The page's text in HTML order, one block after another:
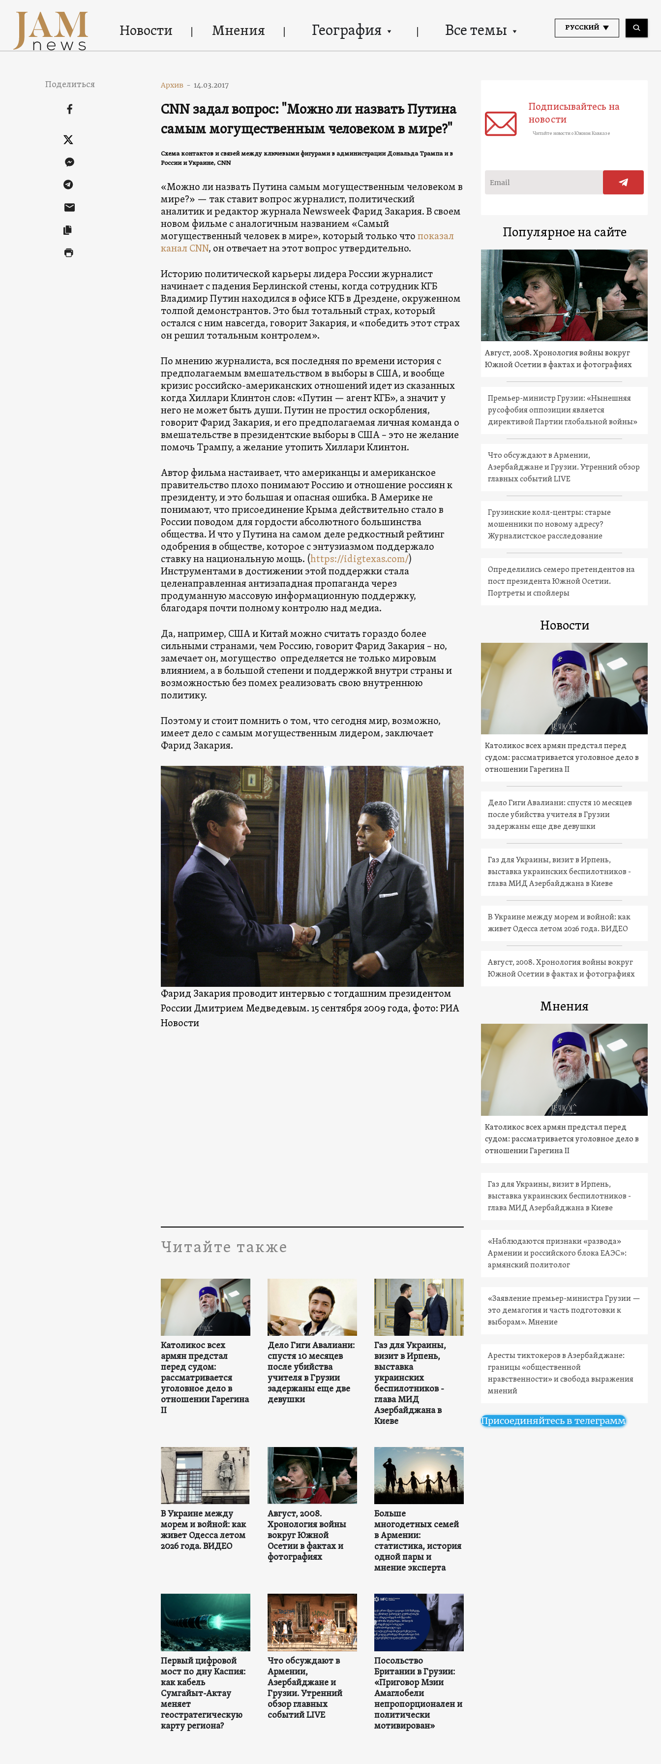
Новости Мнения География Все темы РУССКИЙ
Поделиться Архив - 14.03.2017
CNN задал вопрос: "Можно ли назвать Путина
самым могущественным человеком в мире?"
Схема контактов и связей между ключевыми фигурами в администрации Дональда Трампа и в
России и Украине, CNN
«Можно ли назвать Путина самым могущественным человеком в
мире?» — так ставит вопрос журналист, политический
аналитик и редактор журнала Newsweek Фарид Закария. В своем
новом фильме с аналогичным названием «Самый
могущественный человек в мире», который только чтопоказал
канал CNN, он отвечает на этот вопрос утвердительно.
Историю политической карьеры лидера России журналист
начинает с падения Берлинской стены, когда сотрудник КГБ
Владимир Путин находился в офисе КГБ в Дрездене, окруженном
толпой демонстрантов. Это был тотальный страх, который
остался с ним навсегда, говорит Закария, и «победить этот страх
он решил тотальным контролем».
По мнению журналиста, вся последняя по времени история с
предполагаемым вмешательством в выборы в США, и вообще
кризис российско-американских отношений идет из сказанных
когда Хиллари Клинтон слов: «Путин — агент КГБ», а значит у
него не может быть души. Путин не простил оскорбления,
говорит Фарид Закария, и его предполагаемая личная команда о
вмешательстве в президентские выборы в США – это не желание
помочь Трампу, а желание утопить Хиллари Клинтон.
Автор фильма настаивает, что американцы и американское
правительство плохо понимают Россию и отношение россиян к
президенту, и это большая и опасная ошибка. В Америке не
понимают, что присоединение Крыма действительно стало в
России поводом для гордости абсолютного большинства
общества. И что у Путина на самом деле редкостный рейтинг
одобрения в обществе, которое с энтузиазмом поддержало
ставку на национальную мощь. (https://idigtexas.com/)
Инструментами в достижении этой поддержки стала
целенаправленная антизападная пропаганда через
продуманную массовую информационную поддержку,
благодаря почти полному контролю над медиа.
Да, например, США и Китай можно считать гораздо более
сильными странами, чем Россию, говорит Фарид Закария – но,
замечает он, могущество определяется не только мировым
влиянием, а в большой степени и поддержкой внутри страны и
возможностью без помех реализовать свою внутреннюю
политику.
Поэтому и стоит помнить о том, что сегодня мир, возможно,
имеет дело с самым могущественным лидером, заключает
Фарид Закария.
Фарид Закария проводит интервью с тогдашним президентом
России Дмитрием Медведевым. 15 сентября 2009 года, фото: РИА
Новости
Читайте также
Католикос всех
армян предстал
перед судом:
рассматривается
уголовное дело в
отношении Гарегина
II
Дело Гиги Авалиани:
спустя 10 месяцев
после убийства
учителя в Грузии
задержаны еще две
девушки
Газ для Украины,
визит в Ирпень,
выставка
украинских
беспилотников -
глава МИД
Азербайджана в
Киеве
В Украине между
морем и войной: как
живет Одесса летом
2026 года. ВИДЕО
Август, 2008.
Хронология войны
вокруг Южной
Осетии в фактах и
фотографиях
Больше
многодетных семей
в Армении:
статистика, история
одной пары и
мнение эксперта
Первый цифровой
мост по дну Каспия:
как кабель
Сумгайыт-Актау
меняет
геостратегическую
карту региона?
Что обсуждают в
Армении,
Азербайджане и
Грузии. Утренний
обзор главных
событий LIVE
Посольство
Британии в Грузии:
«Приговор Мзии
Амаглобели
непропорционален и
политически
мотивирован»
Подписывайтесь на
новости
Читайте новости о Южном Кавказе
Популярное на сайте
Август, 2008. Хронология войны вокруг
Южной Осетии в фактах и фотографиях
Премьер-министр Грузии: «Нынешняя
русофобия оппозиции является
директивой Партии глобальной войны»
Что обсуждают в Армении,
Азербайджане и Грузии. Утренний обзор
главных событий LIVE
Грузинские колл-центры: старые
мошенники по новому адресу?
Журналистское расследование
Определились семеро претендентов на
пост президента Южной Осетии.
Портреты и спойлеры
Новости
Католикос всех армян предстал перед
судом: рассматривается уголовное дело в
отношении Гарегина II
Дело Гиги Авалиани: спустя 10 месяцев
после убийства учителя в Грузии
задержаны еще две девушки
Газ для Украины, визит в Ирпень,
выставка украинских беспилотников -
глава МИД Азербайджана в Киеве
В Украине между морем и войной: как
живет Одесса летом 2026 года. ВИДЕО
Август, 2008. Хронология войны вокруг
Южной Осетии в фактах и фотографиях
Мнения
Католикос всех армян предстал перед
судом: рассматривается уголовное дело в
отношении Гарегина II
Газ для Украины, визит в Ирпень,
выставка украинских беспилотников -
глава МИД Азербайджана в Киеве
«Наблюдаются признаки «развода»
Армении и российского блока ЕАЭС»:
армянский политолог
«Заявление премьер-министра Грузии —
это демагогия и часть подготовки к
выборам». Мнение
Аресты тиктокеров в Азербайджане:
границы «общественной
нравственности» и свобода выражения
мнений
Присоединяйтесь в телеграмм